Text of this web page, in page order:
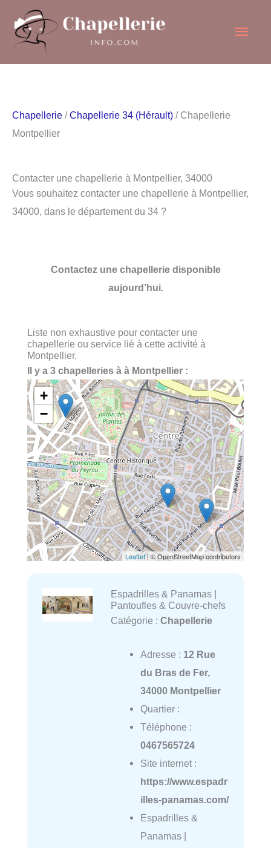
contenu
Chapellerie /Chapellerie 34 (Hérault) / Chapellerie
Montpellier
Contacter une chapellerie à Montpellier, 34000
Vous souhaitez contacter une chapellerie à Montpellier,
34000, dans le département du 34 ?
Contactez une chapellerie disponible
aujourd’hui.
Liste non exhaustive pour contacter une
chapellerie ou service lié à cette activité à
Montpellier.
Il y a 3 chapelleries à à Montpellier :
+
−
Leaflet| © OpenStreetMap contributors
Espadrilles & Panamas |
Pantoufles & Couvre-chefs
Catégorie : Chapellerie
Adresse : 12 Rue
du Bras de Fer,
34000 Montpellier
Quartier :
Téléphone :
0467565724
Site internet :
https://www.espadr
illes-panamas.com/
Espadrilles &
Panamas |